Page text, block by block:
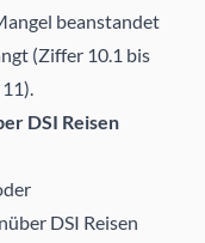
beanstandet
(Ziffer 10.1 bis
DSI Reisen
DSI Reisen